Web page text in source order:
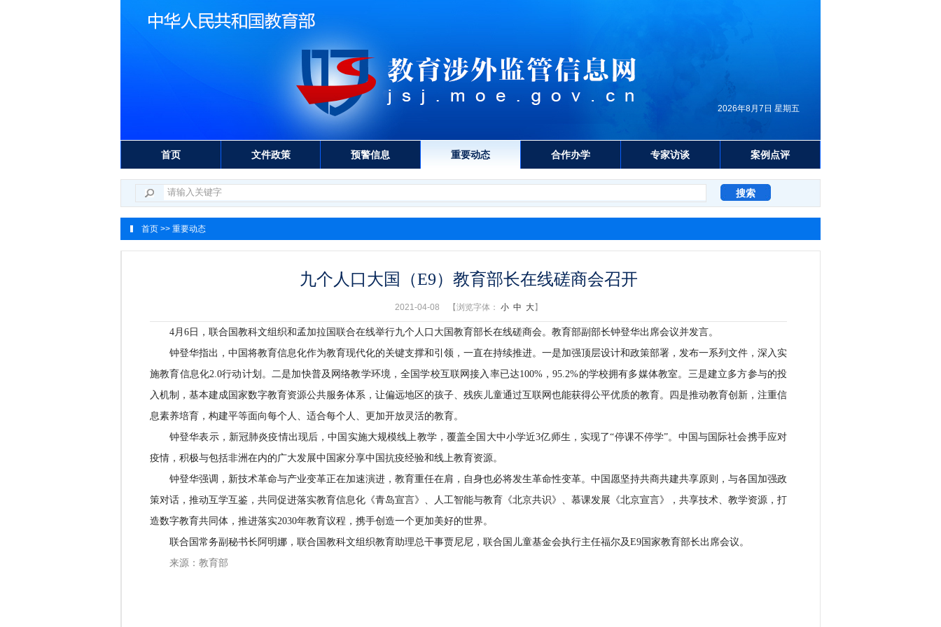
2026年8月7日 星期五
首页 文件政策 预警信息 重要动态 合作办学 专家访谈 案例点评
首页 >> 重要动态
九个人口大国（E9）教育部长在线磋商会召开
2021-04-08 【浏览字体： 小 中 大】
4月6日，联合国教科文组织和孟加拉国联合在线举行九个人口大国教育部长在线磋商会。教育部副部长钟登华出席会议并发言。
钟登华指出，中国将教育信息化作为教育现代化的关键支撑和引领，一直在持续推进。一是加强顶层设计和政策部署，发布一系列文件，深入实
施教育信息化2.0行动计划。二是加快普及网络教学环境，全国学校互联网接入率已达100%，95.2%的学校拥有多媒体教室。三是建立多方参与的投
入机制，基本建成国家数字教育资源公共服务体系，让偏远地区的孩子、残疾儿童通过互联网也能获得公平优质的教育。四是推动教育创新，注重信
息素养培育，构建平等面向每个人、适合每个人、更加开放灵活的教育。
钟登华表示，新冠肺炎疫情出现后，中国实施大规模线上教学，覆盖全国大中小学近3亿师生，实现了“停课不停学”。中国与国际社会携手应对
疫情，积极与包括非洲在内的广大发展中国家分享中国抗疫经验和线上教育资源。
钟登华强调，新技术革命与产业变革正在加速演进，教育重任在肩，自身也必将发生革命性变革。中国愿坚持共商共建共享原则，与各国加强政
策对话，推动互学互鉴，共同促进落实教育信息化《青岛宣言》、人工智能与教育《北京共识》、慕课发展《北京宣言》，共享技术、教学资源，打
造数字教育共同体，推进落实2030年教育议程，携手创造一个更加美好的世界。
联合国常务副秘书长阿明娜，联合国教科文组织教育助理总干事贾尼尼，联合国儿童基金会执行主任福尔及E9国家教育部长出席会议。
来源：教育部